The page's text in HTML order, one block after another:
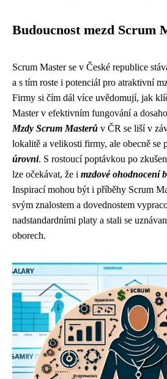
Budoucnost mezd Scrum
Scrum Master se v České republice
a s tím roste i potenciál pro atraktivní
Firmy si čím dál více uvědomují, jak
Master v efektivním fungování a
Mzdy Scrum Masterů v ČR se liší v
lokalitě a velikosti firmy, ale obecně se
úrovni. S rostoucí poptávkou po
lze očekávat, že i mzdové ohodnocení
Inspirací mohou být i příběhy Scrum
svým znalostem a dovednostem
nadstandardními platy a stali se
oborech.